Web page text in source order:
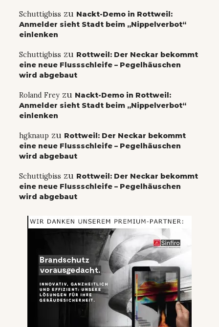
Schuttigbiss zu Nackt-Demo in Rottweil:
Anmelder sieht Stadt beim „Nippelverbot“
einlenken
Schuttigbiss zu Rottweil: Der Neckar bekommt
eine neue Flussschleife – Pegelhäuschen
wird abgebaut
Roland Frey zu Nackt-Demo in Rottweil:
Anmelder sieht Stadt beim „Nippelverbot“
einlenken
hgknaup zu Rottweil: Der Neckar bekommt
eine neue Flussschleife – Pegelhäuschen
wird abgebaut
Schuttigbiss zu Rottweil: Der Neckar bekommt
eine neue Flussschleife – Pegelhäuschen
wird abgebaut